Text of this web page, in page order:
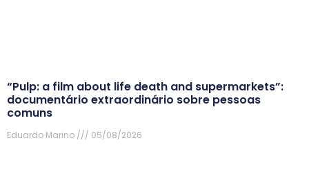
“Pulp: a film about life death and supermarkets”:
documentário extraordinário sobre pessoas
comuns
Eduardo Marino 05/08/2026